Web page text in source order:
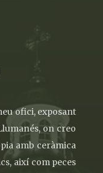
ofici, exposant
on creo
amb ceràmica
així com peces